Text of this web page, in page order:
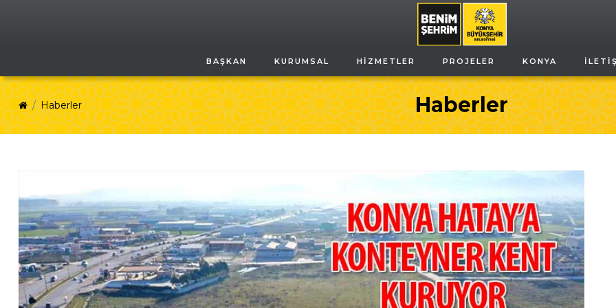
BAŞKAN KURUMSAL HIZMETLER PROJELER KONYA
Haberler
Haberler